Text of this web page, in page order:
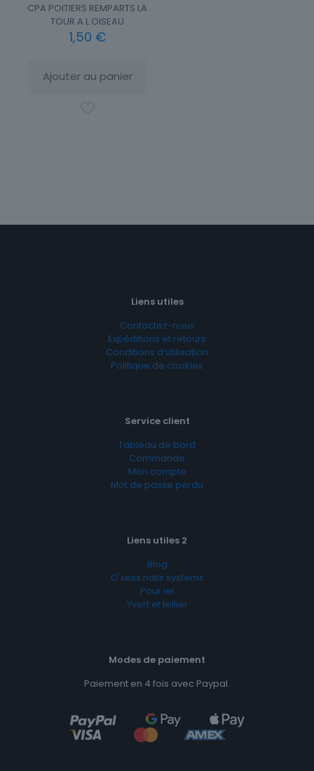
CPA POITIERS REMPARTS LA
TOUR A L OISEAU
1,50 €
Ajouter au panier
Liens utiles
Contactez-nous
Expéditions et retours
Conditions d’utilisation
Politique de cookies
Service client
Tableau de bord
Commande
Mon compte
Mot de passe perdu
Liens utiles 2
Blog
O'xess nails systems
Pour iel
Yvert et tellier
Modes de paiement
Paiement en 4 fois avec Paypal.